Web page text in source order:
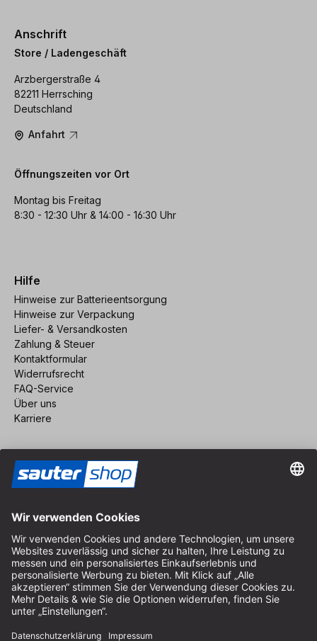
Anschrift
Store / Ladengeschäft
Arzbergerstraße 4
82211 Herrsching
Deutschland
Anfahrt
Öffnungszeiten vor Ort
Montag bis Freitag
8:30 - 12:30 Uhr & 14:00 - 16:30 Uhr
Hilfe
Hinweise zur Batterieentsorgung
Hinweise zur Verpackung
Liefer- & Versandkosten
Zahlung & Steuer
Kontaktformular
Widerrufsrecht
FAQ-Service
Über uns
Karriere
Impressum
AGB
Datenschutz
Cookie-Einstellungen
© 2026 sauter GmbH